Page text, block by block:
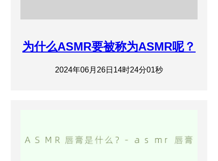
为什么ASMR要被称为ASMR呢？
2024年06月26日14时24分01秒